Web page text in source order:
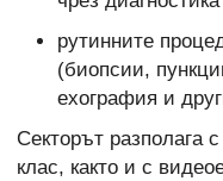
рутинните
(биопсии,
ехография и
Секторът разполага
клас, както и с